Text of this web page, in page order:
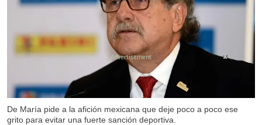
De María pide a la afición mexicana que deje poco a poco ese
grito para evitar una fuerte sanción deportiva.
X